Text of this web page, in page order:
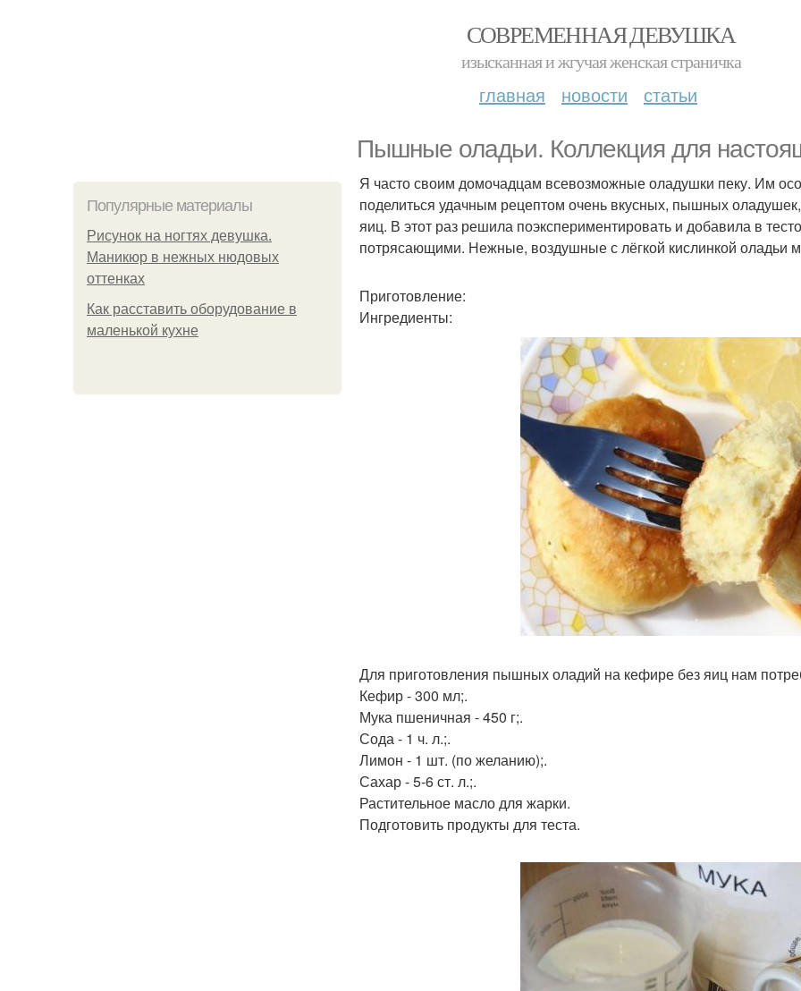
СОВРЕМЕННАЯ ДЕВУШКА
изысканная и жгучая женская страничка
главная новости статьи
Пышные оладьи. Коллекция для
Популярные материалы
Рисунок на ногтях девушка.
Маникюр в нежных нюдовых
оттенках
Как расставить оборудование в
маленькой кухне
Я часто своим домочадцам всевозможные оладушки пеку. Им
поделиться удачным рецептом очень вкусных, пышных
яиц. В этот раз решила поэкспериментировать и добавила в
потрясающими. Нежные, воздушные с лёгкой кислинкой оладьи
Приготовление:
Ингредиенты:
Для приготовления пышных оладий на кефире без яиц нам
Кефир - 300 мл;.
Мука пшеничная - 450 г;.
Сода - 1 ч. л.;.
Лимон - 1 шт. (по желанию);.
Сахар - 5-6 ст. л.;.
Растительное масло для жарки.
Подготовить продукты для теста.